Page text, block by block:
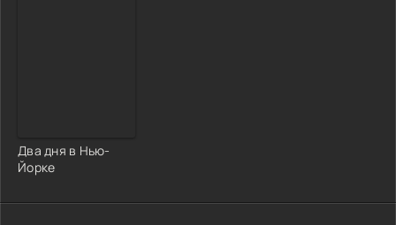
Два дня в Нью-
Йорке